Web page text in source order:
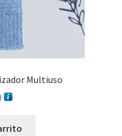
Multiuso